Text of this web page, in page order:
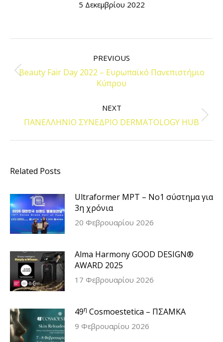
5 Δεκεμβρίου 2022
PREVIOUS
Previous
post:
Beauty Fair Day 2022 – Ευρωπαϊκό Πανεπιστήμιο
Κύπρου
NEXT
Next
ΠΑΝΕΛΛΗΝΙΟ ΣΥΝΕΔΡΙΟ DERMATOLOGY HUB
Related Posts
Ultraformer MPT – Νο1 σύστημα για
3η χρόνια
20 Φεβρουαρίου 2026
Alma Harmony GOOD DESIGN®
AWARD 2025
17 Φεβρουαρίου 2026
49η Cosmoestetica – ΠΣΑΜΚΑ
9 Φεβρουαρίου 2026